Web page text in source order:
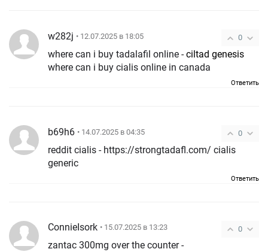
0
w282j • 12.07.2025 в 18:05
where can i buy tadalafil online -ciltad genesis
where can i buy cialis online in canada
Ответить
0
b69h6 • 14.07.2025 в 04:35
reddit cialis - https://strongtadafl.com/ cialis
generic
Ответить
0
ConnieIsork • 15.07.2025 в 13:23
zantac 300mg over the counter -